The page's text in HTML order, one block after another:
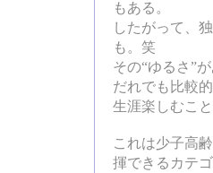
もある。
したがって、
も。笑
その“ゆるさ”
だれでも比較
生涯楽しむこ
これは少子高
揮できるカテ